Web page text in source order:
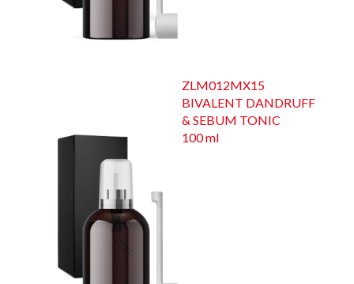
ZLM012MX15
BIVALENT DANDRUFF
& SEBUM TONIC
100 ml